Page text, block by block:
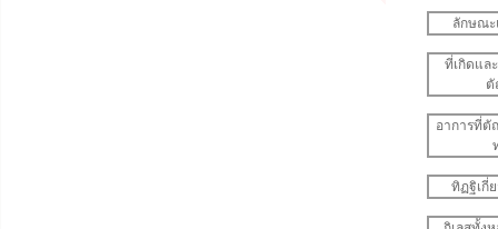
ลักษณ
ที่เกิดแล
อาการที่ตั
ทิฏฐิเกี่